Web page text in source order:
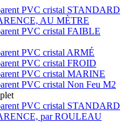
PVC cristal STANDARD
AU MÈTRE
PVC cristal FAIBLE
PVC cristal ARMÉ
PVC cristal FROID
PVC cristal MARINE
PVC cristal Non Feu M2
PVC cristal STANDARD
par ROULEAU